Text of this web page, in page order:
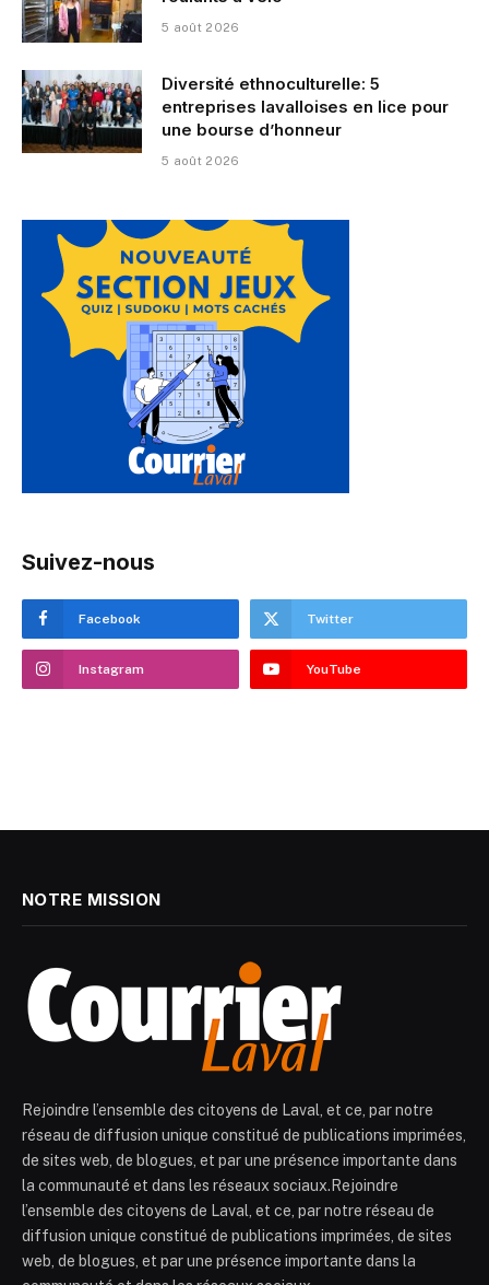
5 août 2026
Diversité ethnoculturelle: 5
entreprises lavalloises en lice pour
une bourse d’honneur
5 août 2026
Suivez-nous
Facebook Twitter
Instagram YouTube
NOTRE MISSION
Rejoindre l’ensemble des citoyens de Laval, et ce, par notre
réseau de diffusion unique constitué de publications imprimées,
de sites web, de blogues, et par une présence importante dans
la communauté et dans les réseaux sociaux.Rejoindre
l’ensemble des citoyens de Laval, et ce, par notre réseau de
diffusion unique constitué de publications imprimées, de sites
web, de blogues, et par une présence importante dans la